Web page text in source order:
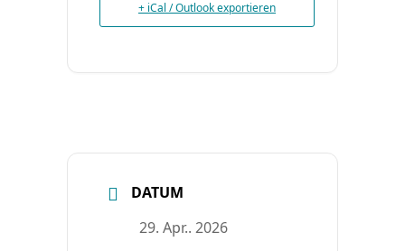
+ iCal / Outlook exportieren
DATUM
29. Apr.. 2026